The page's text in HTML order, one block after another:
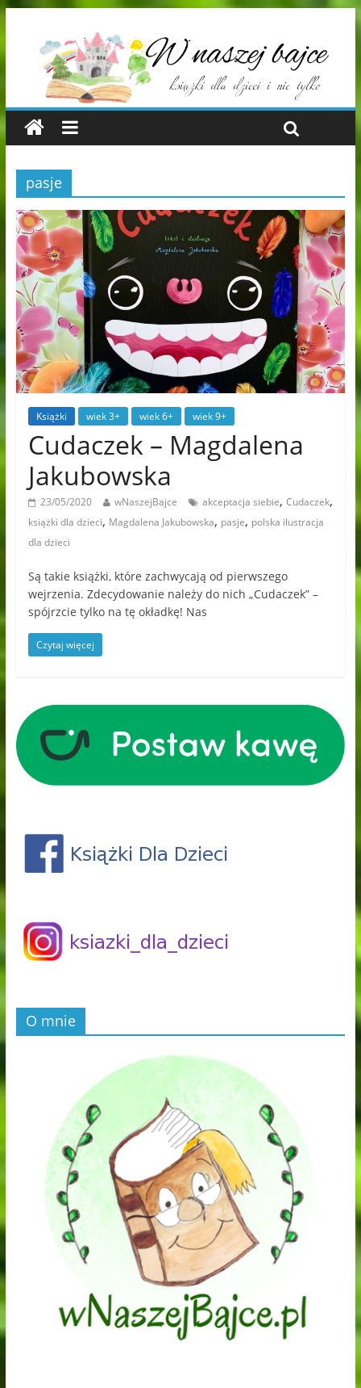
pasje
Książki wiek 3+ wiek 6+ wiek 9+
Cudaczek – Magdalena
Jakubowska
23/05/2020 wNaszejBajce akceptacja siebie, Cudaczek,
książki dla dzieci, Magdalena Jakubowska, pasje, polska ilustracja
dla dzieci
Są takie książki, które zachwycają od pierwszego
wejrzenia. Zdecydowanie należy do nich „Cudaczek” –
spójrzcie tylko na tę okładkę! Nas
Czytaj więcej
O mnie